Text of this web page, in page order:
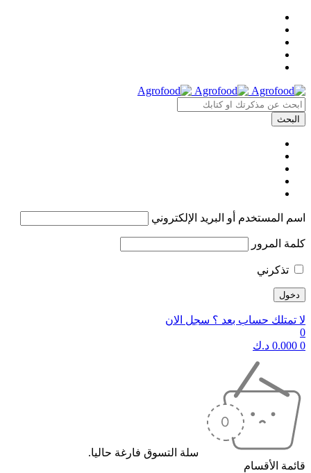
اسم المستخدم أو البريد الإلكتروني
كلمة المرور
تذكرني
لا تمتلك حساب بعد ؟ سجل الان
0
0
0.000 د.ك
سلة التسوق فارغة حاليا.
قائمة الأقسام